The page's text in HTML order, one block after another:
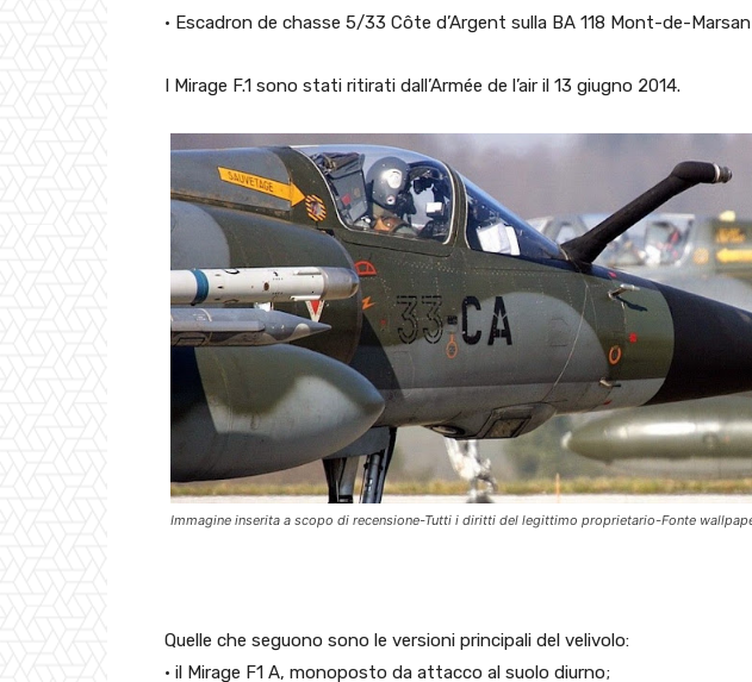
• Escadron de chasse 5/33 Côte d’Argent sulla BA 118 Mont-de-
I Mirage F.1 sono stati ritirati dall’Armée de l’air il 13 giugno 2014.
Immagine inserita a scopo di recensione-Tutti i diritti del legittimo proprietario-Fonte
Quelle che seguono sono le versioni principali del velivolo:
• il Mirage F1 A, monoposto da attacco al suolo diurno;